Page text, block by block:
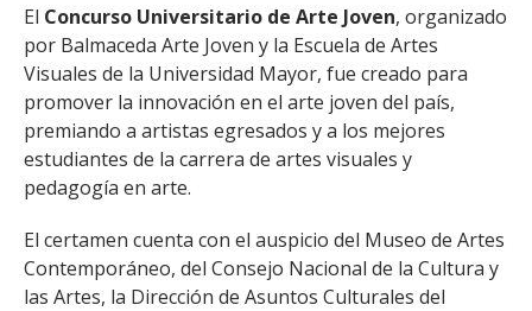
El Concurso Universitario de Arte Joven, organizado
por Balmaceda Arte Joven y la Escuela de Artes
Visuales de la Universidad Mayor, fue creado para
promover la innovación en el arte joven del país,
premiando a artistas egresados y a los mejores
estudiantes de la carrera de artes visuales y
pedagogía en arte.
El certamen cuenta con el auspicio del Museo de Artes
Contemporáneo, del Consejo Nacional de la Cultura y
las Artes, la Dirección de Asuntos Culturales del